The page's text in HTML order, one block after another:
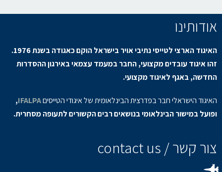
אודותינו
האיגוד הארצי לטייסי נתיבי אויר בישראל הוקם כאגודה בשנת 1976.
זהו איגוד עובדים מקצועי, החבר במעמד עצמאי באירגון ההסדרות
החדשה, באגף לאיגוד מקצועי.
האיגוד הישראלי חבר בפדרצית הבינלאומית של איגודי הטייסיםIFALPA
,
ופועל במישור הבינלאומי בנושאים רבים הקשורים לתעופה מסחרית.
צור קשר / contact us